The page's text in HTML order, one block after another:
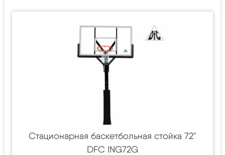
Стационарная баскетбольная стойка 72"
DFC ING72G